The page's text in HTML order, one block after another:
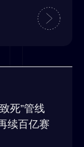
死”管线
续百亿赛